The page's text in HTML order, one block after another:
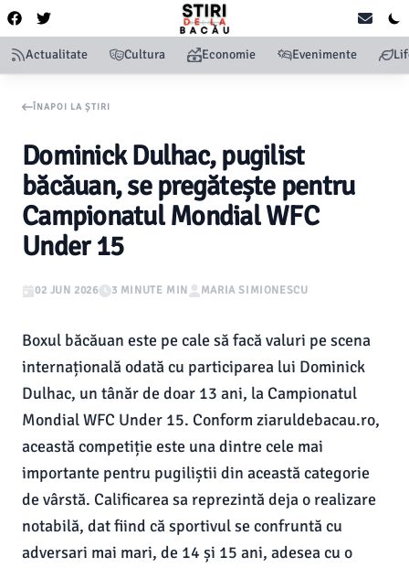
Actualitate Cultura Economie Evenimente
ÎNAPOI LA ȘTIRI
Dominick Dulhac, pugilist
băcăuan, se pregătește pentru
Campionatul Mondial WFC
Under 15
02 JUN 2026 3 MINUTE MIN MARIA SIMIONESCU
Boxul băcăuan este pe cale să facă valuri pe scena
internațională odată cu participarea lui Dominick
Dulhac, un tânăr de doar 13 ani, la Campionatul
Mondial WFC Under 15. Conform ziaruldebacau.ro,
această competiție este una dintre cele mai
importante pentru pugiliștii din această categorie
de vârstă. Calificarea sa reprezintă deja o realizare
notabilă, dat fiind că sportivul se confruntă cu
adversari mai mari, de 14 și 15 ani, adesea cu o